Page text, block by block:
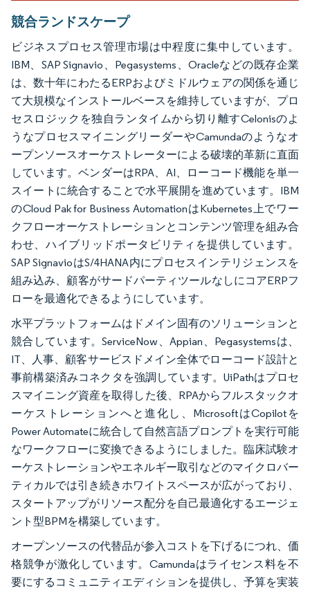
競合ランドスケープ
ビジネスプロセス管理市場は中程度に集中しています。
IBM、SAP Signavio、Pegasystems、Oracleなどの既存企業
は、数十年にわたるERPおよびミドルウェアの関係を通じ
て大規模なインストールベースを維持していますが、プロ
セスロジックを独自ランタイムから切り離すCelonisのよ
うなプロセスマイニングリーダーやCamundaのようなオ
ープンソースオーケストレーターによる破壊的革新に直面
しています。ベンダーはRPA、AI、ローコード機能を単一
スイートに統合することで水平展開を進めています。IBM
のCloud Pak for Business AutomationはKubernetes上でワー
クフローオーケストレーションとコンテンツ管理を組み合
わせ、ハイブリッドポータビリティを提供しています。
SAP SignavioはS/4HANA内にプロセスインテリジェンスを
組み込み、顧客がサードパーティツールなしにコアERPフ
ローを最適化できるようにしています。
水平プラットフォームはドメイン固有のソリューションと
競合しています。ServiceNow、Appian、Pegasystemsは、
IT、人事、顧客サービスドメイン全体でローコード設計と
事前構築済みコネクタを強調しています。UiPathはプロセ
スマイニング資産を取得した後、RPAからフルスタックオ
ーケストレーションへと進化し、MicrosoftはCopilotを
Power Automateに統合して自然言語プロンプトを実行可能
なワークフローに変換できるようにしました。臨床試験オ
ーケストレーションやエネルギー取引などのマイクロバー
ティカルでは引き続きホワイトスペースが広がっており、
スタートアップがリソース配分を自己最適化するエージェ
ント型BPMを構築しています。
オープンソースの代替品が参入コストを下げるにつれ、価
格競争が激化しています。Camundaはライセンス料を不
要にするコミュニティエディションを提供し、予算を実装